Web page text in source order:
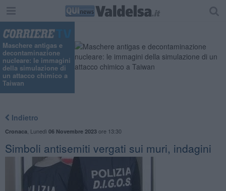
Maschere antigas e
decontaminazione
nucleare: le immagini
della simulazione di
un attacco chimico a
Taiwan
Indietro
Cronaca Lunedì 06 Novembre 2023ore 13:30
Simboli antisemiti vergati sui muri, indagini